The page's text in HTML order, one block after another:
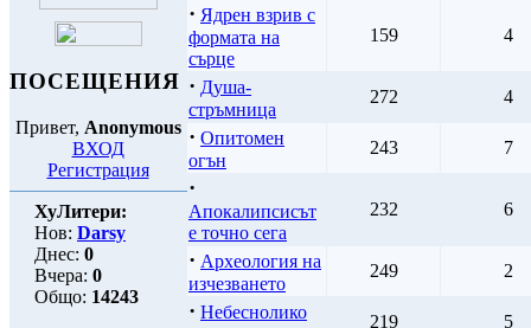
ПОСЕЩЕНИЯ
Привет, Anonymous
ВХОД
Регистрация
ХуЛитери:
Нов: Darsy
Днес: 0
Вчера: 0
Общо: 14243
· Ядрен взрив с
формата на
сърце
159 4
· Душа-
стръмница
272 4
· Опитомен
огън
243 7
·
Апокалипсисът
е точно сега
232 6
· Археология на
изчезването
249 2
· Небеснолико
219 5